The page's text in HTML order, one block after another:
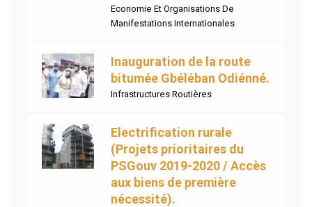
Economie Et Organisations De
Manifestations Internationales
Inauguration de la route
bitumée Gbéléban Odiénné.
Infrastructures Routières
Electrification rurale
(Projets prioritaires du
PSGouv 2019-2020 / Accès
aux biens de première
nécessité).